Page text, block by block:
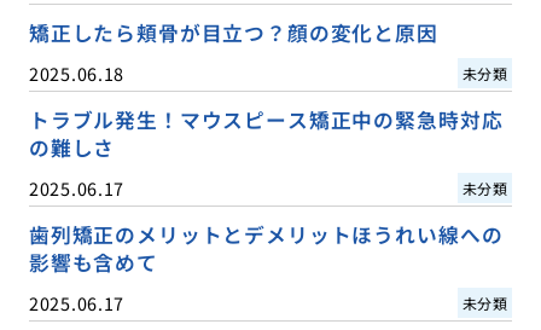
矯正したら頬骨が目立つ？顔の変化と原因
2025.06.18 未分類
トラブル発生！マウスピース矯正中の緊急時対応
の難しさ
2025.06.17 未分類
歯列矯正のメリットとデメリットほうれい線への
影響も含めて
2025.06.17 未分類